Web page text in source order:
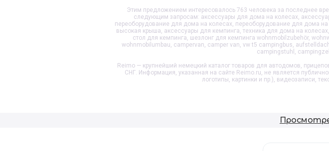
Этим предложением интересовалось 763 человека за последнее
следующим запросам: аксессуары для дома на колесах,
переоборудование для дома на колесах, переоборудование для дома
высокая крыша, аксессуары для кемпинга, техника для дома на
стол для кемпинга, шезлонг для кемпинга wohnmobilzubehör,
wohnmobilumbau, campervan, camper van, vw t5 campingbus,
campingstuhl,
Reimo — крупнейший немецкий каталог товаров для автодомов,
СНГ. Информация, указанная на сайте Reimo.ru, не является
логотипы, картинки и пр.), видеозаписи,